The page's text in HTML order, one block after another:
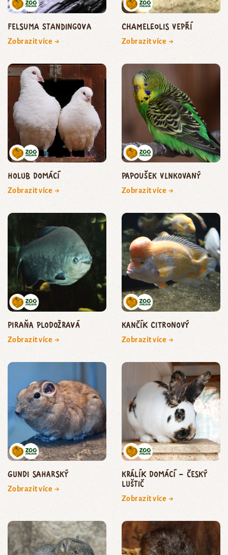
felsuma Standingova
Zobrazit více →
chameleolis vepří
Zobrazit více →
holub domácí
Zobrazit více →
papoušek vlnkovaný
Zobrazit více →
piraňa plodožravá
Zobrazit více →
kančík citronový
Zobrazit více →
gundi saharský
Zobrazit více →
králík domácí – český
luštič
Zobrazit více →